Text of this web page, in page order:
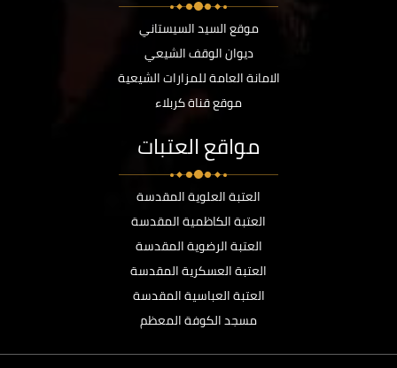
موقع السيد السيستاني
ديوان الوقف الشيعي
الامانة العامة للمزارات الشيعية
موقع قناة كربلاء
مواقع العتبات
العتبة العلوية المقدسة
العتبة الكاظمية المقدسة
العتبة الرضوية المقدسة
العتبة العسكرية المقدسة
العتبة العباسية المقدسة
مسجد الكوفة المعظم